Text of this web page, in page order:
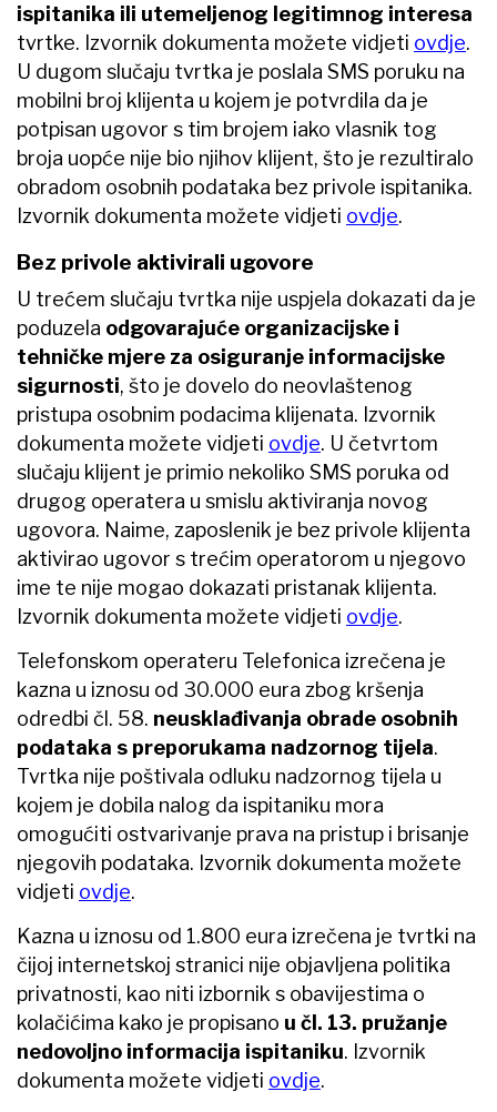
ispitanika ili utemeljenog legitimnog interesa
tvrtke. Izvornik dokumenta možete vidjeti ovdje.
U dugom slučaju tvrtka je poslala SMS poruku na
mobilni broj klijenta u kojem je potvrdila da je
potpisan ugovor s tim brojem iako vlasnik tog
broja uopće nije bio njihov klijent, što je rezultiralo
obradom osobnih podataka bez privole ispitanika.
Izvornik dokumenta možete vidjeti ovdje.
Bez privole aktivirali ugovore
U trećem slučaju tvrtka nije uspjela dokazati da je
poduzela odgovarajuće organizacijske i
tehničke mjere za osiguranje informacijske
sigurnosti, što je dovelo do neovlaštenog
pristupa osobnim podacima klijenata. Izvornik
dokumenta možete vidjeti ovdje. U četvrtom
slučaju klijent je primio nekoliko SMS poruka od
drugog operatera u smislu aktiviranja novog
ugovora. Naime, zaposlenik je bez privole klijenta
aktivirao ugovor s trećim operatorom u njegovo
ime te nije mogao dokazati pristanak klijenta.
Izvornik dokumenta možete vidjeti ovdje.
Telefonskom operateru Telefonica izrečena je
kazna u iznosu od 30.000 eura zbog kršenja
odredbi čl. 58. neusklađivanja obrade osobnih
podataka s preporukama nadzornog tijela.
Tvrtka nije poštivala odluku nadzornog tijela u
kojem je dobila nalog da ispitaniku mora
omogućiti ostvarivanje prava na pristup i brisanje
njegovih podataka. Izvornik dokumenta možete
vidjeti ovdje.
Kazna u iznosu od 1.800 eura izrečena je tvrtki na
čijoj internetskoj stranici nije objavljena politika
privatnosti, kao niti izbornik s obavijestima o
kolačićima kako je propisano u čl. 13. pružanje
nedovoljno informacija ispitaniku. Izvornik
dokumenta možete vidjeti ovdje.